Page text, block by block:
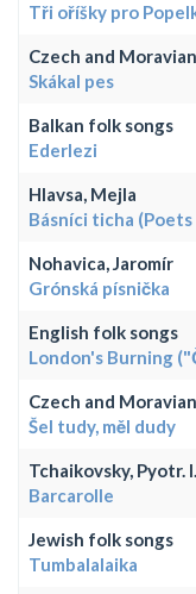
Tři oříšky pro
Czech and
Skákal pes
Balkan folk songs
Ederlezi
Hlavsa, Mejla
Básníci ticha
Nohavica, Jaromír
Grónská písnička
English folk songs
London's Burning
Czech and
Šel tudy, měl dudy
Tchaikovsky, Pyotr. I.
Barcarolle
Jewish folk songs
Tumbalalaika